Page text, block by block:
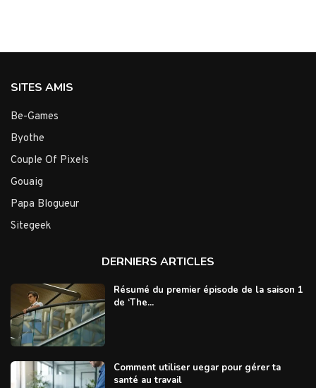
SITES AMIS
Be-Games
Byothe
Couple Of Pixels
Gouaig
Papa Blogueur
Sitegeek
DERNIERS ARTICLES
Résumé du premier épisode de la saison 1
de ‘The...
Comment utiliser uegar pour gérer ta
santé au travail